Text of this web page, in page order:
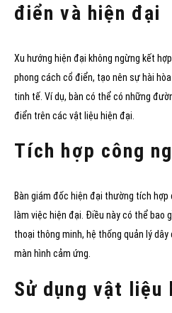
điển và hiện đại
Xu hướng hiện đại không ngừng kết
phong cách cổ điển, tạo nên sự hài
tinh tế. Ví dụ, bàn có thể có những
điển trên các vật liệu hiện đại.
Tích hợp công
Bàn giám đốc hiện đại thường tích
làm việc hiện đại. Điều này có thể bao
thoại thông minh, hệ thống quản lý
màn hình cảm ứng.
Sử dụng vật liệu